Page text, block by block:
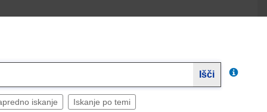
Išči
iskanje Iskanje po temi